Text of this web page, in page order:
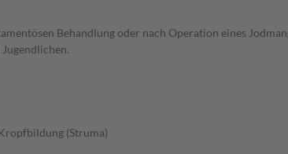
Behandlung oder nach Operation eines
(Struma)